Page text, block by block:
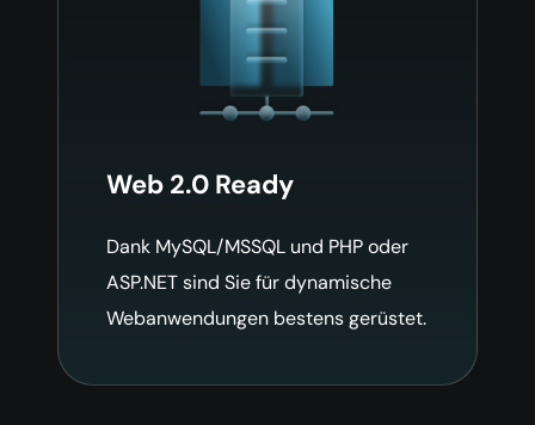
Web 2.0 Ready
Dank MySQL/MSSQL und PHP oder
ASP.NET sind Sie für dynamische
Webanwendungen bestens gerüstet.